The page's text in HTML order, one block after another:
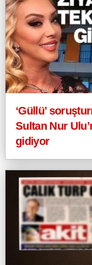
‘Güllü’
Sultan Nur
gidiyor